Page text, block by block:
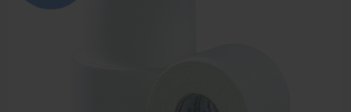
Farmaceutische artikelen